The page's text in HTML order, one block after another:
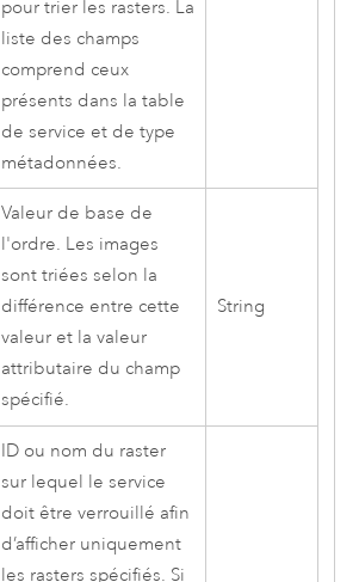
pour trier les rasters. La
liste des champs
comprend ceux
présents dans la table
de service et de type
métadonnées.
Valeur de base de
l'ordre. Les images
sont triées selon la
différence entre cette
valeur et la valeur
attributaire du champ
spécifié.
String
ID ou nom du raster
sur lequel le service
doit être verrouillé afin
d’afficher uniquement
les rasters spécifiés. Si